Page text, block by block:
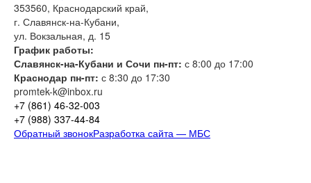
353560, Краснодарский край,
г. Славянск-на-Кубани,
ул. Вокзальная, д. 15
График работы:
Славянск-на-Кубани и Сочи пн-пт: с 8:00 до 17:00
Краснодар пн-пт: с 8:30 до 17:30
promtek-k@inbox.ru
+7 (861) 46-32-003
+7 (988) 337-44-84
Обратный звонокРазработка сайта — МБС